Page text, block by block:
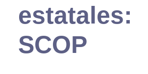
estatales:
SCOP